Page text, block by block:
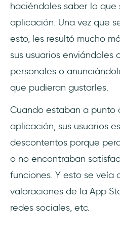
haciéndoles saber lo que
aplicación. Una vez que
esto, les resultó mucho
sus usuarios enviándoles
personales o
que pudieran gustarles.
Cuando estaban a punto
aplicación, sus usuarios
descontentos porque
o no encontraban
funciones. Y esto se veía
valoraciones de la App
redes sociales, etc.